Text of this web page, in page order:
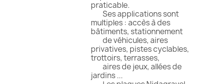
praticable.
Ses applications sont
multiples : accès à des
bâtiments, stationnement
de véhicules, aires
privatives, pistes cyclables,
trottoirs, terrasses,
aires de jeux, allées de
jardins ...